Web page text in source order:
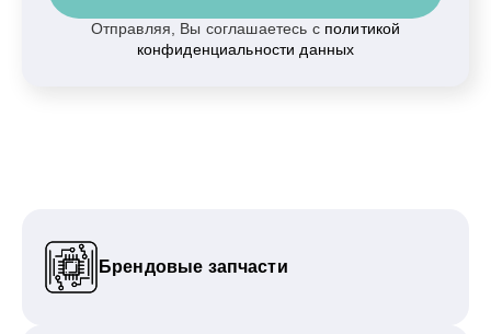
Отправляя, Вы соглашаетесь с политикой
конфиденциальности данных
Брендовые запчасти